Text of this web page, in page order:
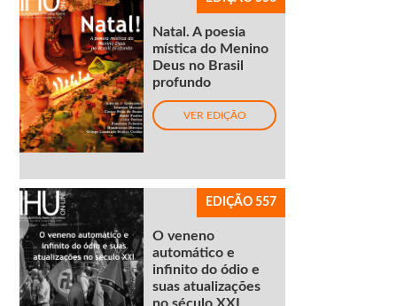
Natal. A poesia
mística do Menino
Deus no Brasil
profundo
VER EDIÇÃO
EDIÇÃO 557
O veneno
automático e
infinito do ódio e
suas atualizações